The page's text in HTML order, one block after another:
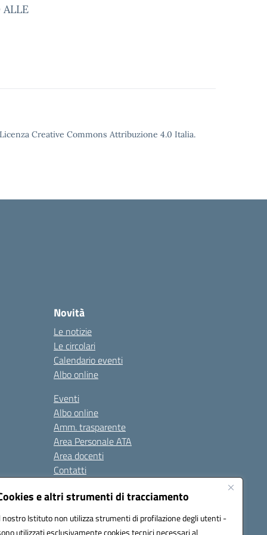
e altri strumenti di tracciamento
nostro Istituto non utilizza strumenti di profilazione degli utenti -
utilizzati esclusivamente cookies tecnici necessari al
Creative Commons Attribuzione 4.0 Italia.
Novità
Le notizie
Le circolari
Calendario eventi
Albo online
Eventi
Albo online
Amm. trasparente
Area Personale ATA
Area docenti
Contatti